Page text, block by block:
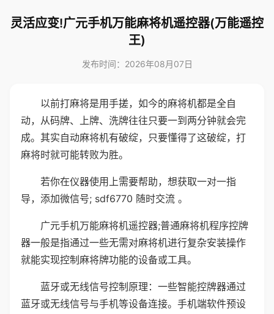
灵活应变!广元手机万能麻将机遥控器(万能遥控
王)
发布时间：2026年08月07日
以前打麻将是用手搓，如今的麻将机都是全自
动，从码牌、上牌、洗牌往往只要一到两分钟就会完
成。其实自动麻将机有破绽，只要懂得了这破绽，打
麻将时就可能转败为胜。
若你在仪器使用上需要帮助，想获取一对一指
导，添加微信号; sdf6770 随时交流 。
广元手机万能麻将机遥控器;普通麻将机程序控牌
器一般是指通过一些无需对麻将机进行复杂安装操作
就能实现控制麻将牌功能的设备或工具。
蓝牙或无线信号控制原理：一些智能控牌器通过
蓝牙或无线信号与手机等设备连接。手机端软件预设